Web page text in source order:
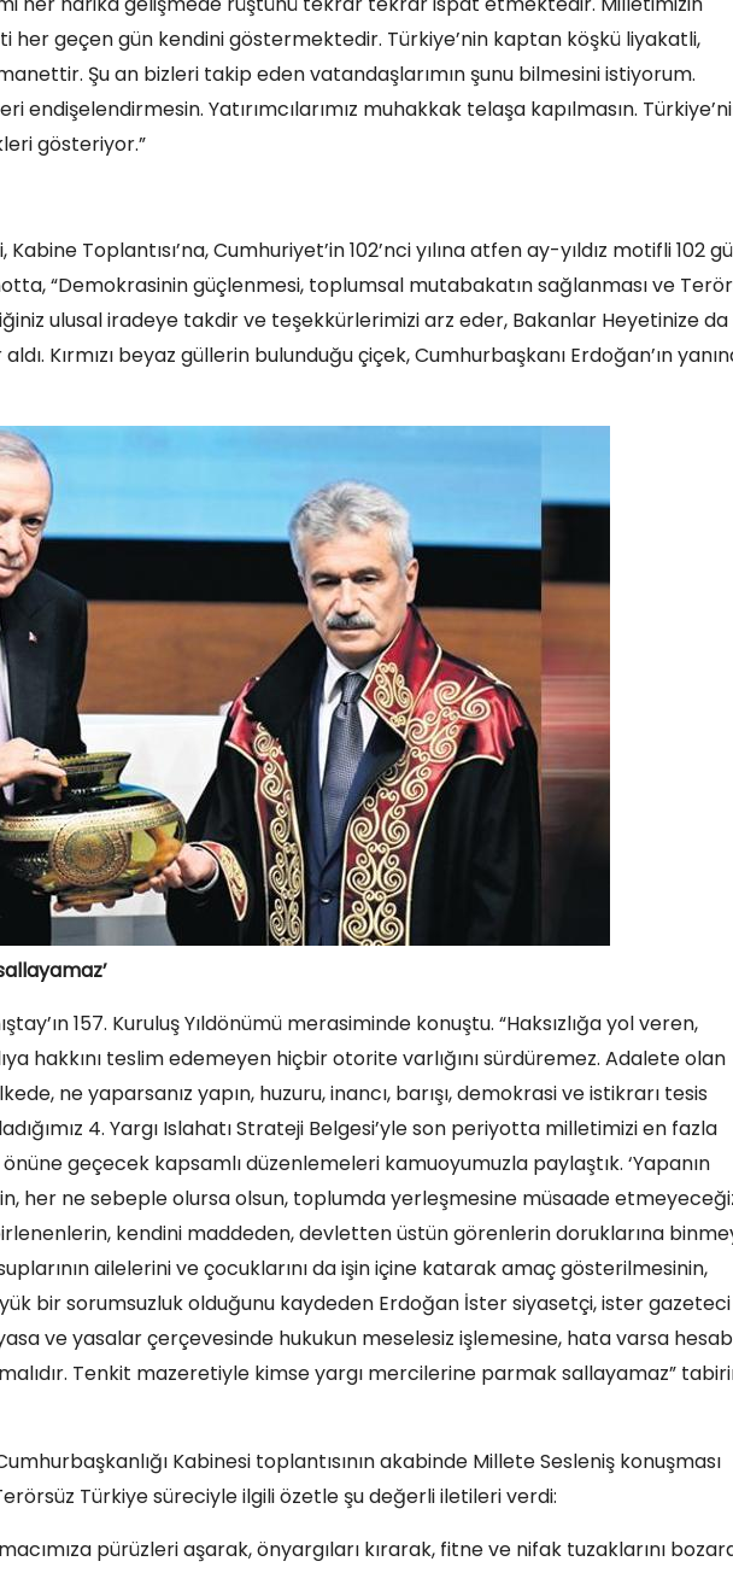
her geçen gün kendini göstermektedir. Türkiye’nin kaptan köşkü liyakatli,
Şu an bizleri takip eden vatandaşlarımın şunu bilmesini istiyorum.
endişelendirmesin. Yatırımcılarımız muhakkak telaşa kapılmasın.
gösteriyor.”
Toplantısı’na, Cumhuriyet’in 102’nci yılına atfen ay-yıldız motifli 102
“Demokrasinin güçlenmesi, toplumsal mutabakatın sağlanması ve
ulusal iradeye takdir ve teşekkürlerimizi arz eder, Bakanlar Heyetinize da
Kırmızı beyaz güllerin bulunduğu çiçek, Cumhurbaşkanı Erdoğan’ın
157. Kuruluş Yıldönümü merasiminde konuştu. “Haksızlığa yol veren,
hakkını teslim edemeyen hiçbir otorite varlığını sürdüremez. Adalete olan
ne yaparsanız yapın, huzuru, inancı, barışı, demokrasi ve istikrarı tesis
4. Yargı Islahatı Strateji Belgesi’yle son periyotta milletimizi en fazla
önüne geçecek kapsamlı düzenlemeleri kamuoyumuzla paylaştık. ‘Yapanın
her ne sebeple olursa olsun, toplumda yerleşmesine müsaade
kendini maddeden, devletten üstün görenlerin doruklarına
ailelerini ve çocuklarını da işin içine katarak amaç gösterilmesinin,
bir sorumsuzluk olduğunu kaydeden Erdoğan İster siyasetçi, ister gazeteci
ve yasalar çerçevesinde hukukun meselesiz işlemesine, hata varsa
Tenkit mazeretiyle kimse yargı mercilerine parmak sallayamaz”
Kabinesi toplantısının akabinde Millete Sesleniş konuşması
Türkiye süreciyle ilgili özetle şu değerli iletileri verdi:
pürüzleri aşarak, önyargıları kırarak, fitne ve nifak tuzaklarını